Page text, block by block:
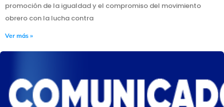
promoción de la igualdad y el compromiso del movimiento
obrero con la lucha contra
Ver más »